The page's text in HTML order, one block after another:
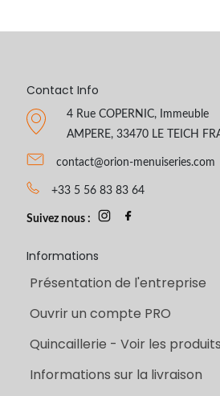
Contact Info
4 Rue COPERNIC, Immeuble
AMPERE, 33470 LE TEICH
contact@orion-menuiseries.com
+33 5 56 83 83 64
Suivez nous :
Informations
Présentation de l'entreprise
Ouvrir un compte PRO
Quincaillerie - Voir les produits
Informations sur la livraison